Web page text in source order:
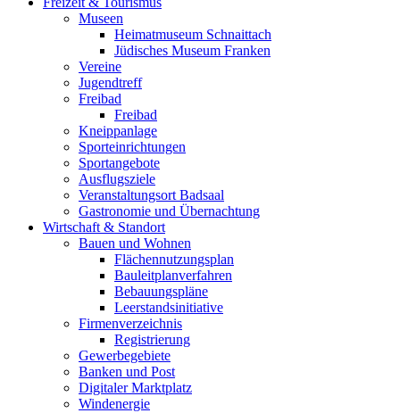
Museen
Heimatmuseum Schnaittach
Jüdisches Museum Franken
Vereine
Jugendtreff
Freibad
Freibad
Kneippanlage
Sporteinrichtungen
Sportangebote
Ausflugsziele
Veranstaltungsort Badsaal
Gastronomie und Übernachtung
Wirtschaft & Standort
Bauen und Wohnen
Flächennutzungsplan
Bauleitplanverfahren
Bebauungspläne
Leerstandsinitiative
Firmenverzeichnis
Registrierung
Gewerbegebiete
Banken und Post
Digitaler Marktplatz
Windenergie